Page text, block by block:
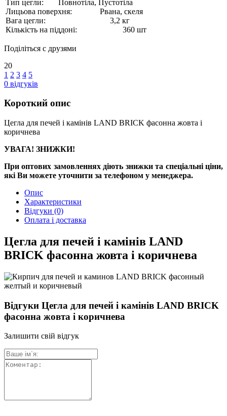
Тип цегли:
Повнотіла, Пустотіла
Лицьова поверхня:
Рвана, скеля
Вага цегли:
3,2 кг
Кількість на піддоні:
360 шт
Поділіться с друзями
20
1 2 3 4 5
0 відгуків
Короткий опис
Цегла для печей і камінів LAND BRICK фасонна жовта і
коричнева
УВАГА! ЗНИЖКИ!
При оптових замовленнях діють знижки та спеціальні ціни,
які Ви можете уточнити за телефоном у менеджера.
Опис
Характеристики
Відгуки (0)
Оплата і доставка
Цегла для печей і камінів LAND
BRICK фасонна жовта і коричнева
Відгуки Цегла для печей і камінів LAND BRICK
фасонна жовта і коричнева
Залишити свій відгук